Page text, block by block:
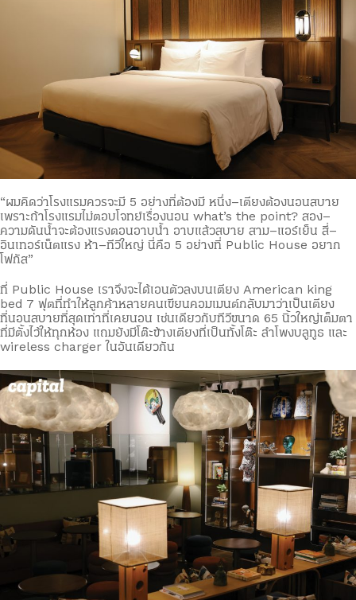
“ผมคิดว่าโรงแรมควรจะมี 5 อย่างที่ต้องมี หนึ่ง–เตียงต้องนอนสบาย
เพราะถ้าโรงแรมไม่ตอบโจทย์เรื่องนอน what’s the point? สอง–
ความดันน้ำจะต้องแรงตอนอาบน้ำ อาบแล้วสบาย สาม–แอร์เย็น สี่–
อินเทอร์เน็ตแรง ห้า–ทีวีใหญ่ นี่คือ 5 อย่างที่ Public House อยาก
โฟกัส”
ที่ Public House เราจึงจะได้เอนตัวลงบนเตียง American king
bed 7 ฟุตที่ทำให้ลูกค้าหลายคนเขียนคอมเมนต์กลับมาว่าเป็นเตียง
ที่นอนสบายที่สุดเท่าที่เคยนอน เช่นเดียวกับทีวีขนาด 65 นิ้วใหญ่เต็มตา
ที่มีตั้งไว้ให้ทุกห้อง แถมยังมีโต๊ะข้างเตียงที่เป็นทั้งโต๊ะ ลำโพงบลูทูธ และ
wireless charger ในอันเดียวกัน